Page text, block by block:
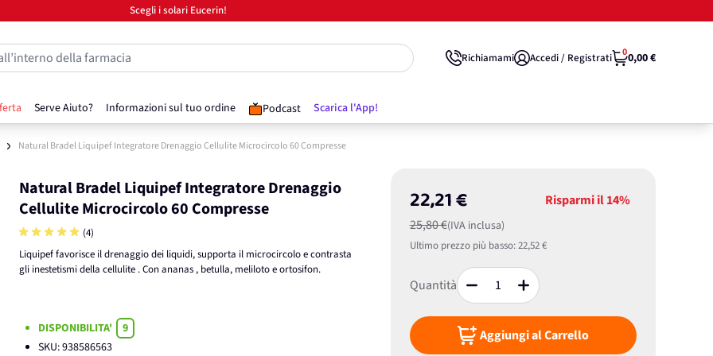
Scegli i solari Eucerin!
Serve Aiuto? Informazioni sul tuo ordine Podcast Scarica l'App!
della farmacia Richiamami Accedi / Registrati 00,00 €
Natural Bradel Liquipef Integratore Drenaggio Cellulite Microcircolo 60 Compresse
Natural Bradel Liquipef Integratore Drenaggio
Cellulite Microcircolo 60 Compresse
(4)
Liquipef favorisce il drenaggio dei liquidi, supporta il microcircolo e contrasta
gli inestetismi della cellulite . Con ananas , betulla, meliloto e ortosifon.
22,21 €
25,80 €(IVA inclusa)
Risparmi il14%
Ultimo prezzo più basso:22,52 €
Quantità
Aggiungi al Carrello
DISPONIBILITA'
9
SKU:938586563